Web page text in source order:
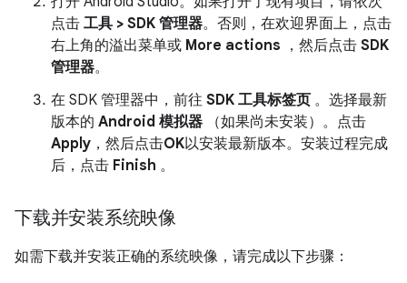
点击 工具 > SDK 管理器。否则，在欢迎界面上，点击
右上角的溢出菜单或 More actions ，然后点击 SDK
管理器。
在 SDK 管理器中，前往 SDK 工具标签页 。选择最新
版本的 Android 模拟器 （如果尚未安装）。点击
Apply ，然后点击OK以安装最新版本。安装过程完成
后，点击 Finish 。
下载并安装系统映像
如需下载并安装正确的系统映像，请完成以下步骤：